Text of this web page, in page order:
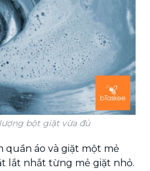
bột giặt vừa đủ
quần áo và giặt một mẻ
lắt nhắt từng mẻ giặt nhỏ.